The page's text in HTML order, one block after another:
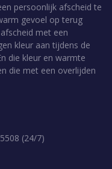
(24/7)
persoonlijk afscheid te
gevoel op terug
met een
kleur aan tijdens de
die kleur en warmte
die met een overlijden